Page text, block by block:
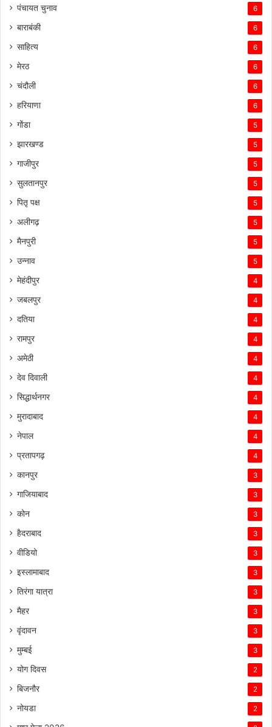
पंचायत चुनाव 6
बाराबंकी 6
साहित्य 6
मेरठ 6
चंदौली 6
हरियाणा 6
गोंडा 5
झारखण्ड 5
गाजीपुर 5
सुलतानपुर 5
पितृ पक्ष 5
अलीगढ़ 5
मैनपुरी 5
उन्नाव 5
मेहंदीपुर 4
जबलपुर 4
दतिया 4
रामपुर 4
अमेठी 4
देव दिवाली 4
सिद्धार्थनगर 4
मुरादाबाद 4
नेपाल 4
प्रतापगढ़ 4
कानपुर 3
गाजियाबाद 3
कोन 3
हैदराबाद 3
वीडियो 3
इस्लामाबाद 3
तिरंगा यात्रा 3
मैहर 3
वृंदावन 3
मुम्बई 3
योग दिवस 2
बिजनौर 2
नोयडा 2